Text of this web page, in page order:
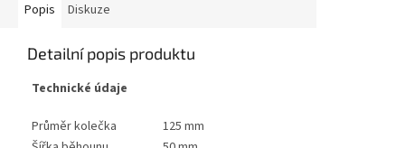
Popis Diskuze
Detailní popis produktu
Technické údaje
Průměr kolečka
125 mm